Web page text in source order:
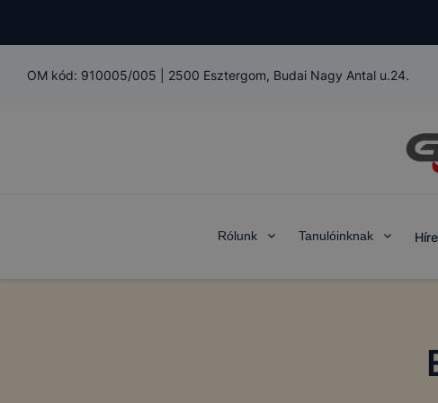
OM kód: 910005/005 2500 Esztergom, Budai Nagy Antal u.24.
Rólunk Tanulóinknak